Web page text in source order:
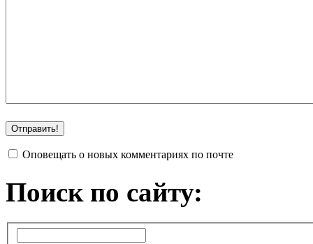
Оповещать о новых комментариях по почте
Поиск по сайту: